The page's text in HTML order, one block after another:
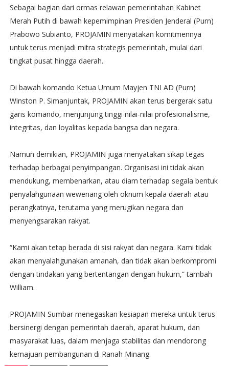
Sebagai bagian dari ormas relawan pemerintahan Kabinet
Merah Putih di bawah kepemimpinan Presiden Jenderal (Purn)
Prabowo Subianto, PROJAMIN menyatakan komitmennya
untuk terus menjadi mitra strategis pemerintah, mulai dari
tingkat pusat hingga daerah.
Di bawah komando Ketua Umum Mayjen TNI AD (Purn)
Winston P. Simanjuntak, PROJAMIN akan terus bergerak satu
garis komando, menjunjung tinggi nilai-nilai profesionalisme,
integritas, dan loyalitas kepada bangsa dan negara.
Namun demikian, PROJAMIN juga menyatakan sikap tegas
terhadap berbagai penyimpangan. Organisasi ini tidak akan
mendukung, membenarkan, atau diam terhadap segala bentuk
penyalahgunaan wewenang oleh oknum kepala daerah atau
perangkatnya, terutama yang merugikan negara dan
menyengsarakan rakyat.
“Kami akan tetap berada di sisi rakyat dan negara. Kami tidak
akan menyalahgunakan amanah, dan tidak akan berkompromi
dengan tindakan yang bertentangan dengan hukum,” tambah
William.
PROJAMIN Sumbar menegaskan kesiapan mereka untuk terus
bersinergi dengan pemerintah daerah, aparat hukum, dan
masyarakat luas, dalam menjaga stabilitas dan mendorong
kemajuan pembangunan di Ranah Minang.